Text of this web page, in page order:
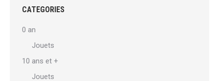
CATEGORIES
0 an
Jouets
10 ans et +
Jouets